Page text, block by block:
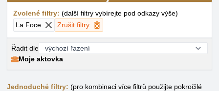
Zvolené filtry: (další filtry vybírejte pod odkazy výše)
La Foce
Zrušit filtry
Řadit dle
Moje aktovka
Jednoduché filtry: (pro kombinaci více filtrů použijte pokročilé